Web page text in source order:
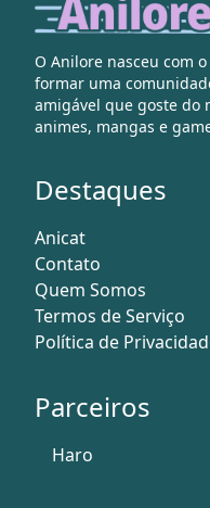
O Anilore nasceu com
formar uma
amigável que goste do
animes, mangas e
Destaques
Anicat
Contato
Quem Somos
Termos de Serviço
Política de
Parceiros
Haro